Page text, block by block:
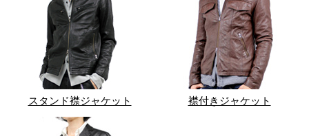
スタンド襟ジャケット 襟付きジャケット